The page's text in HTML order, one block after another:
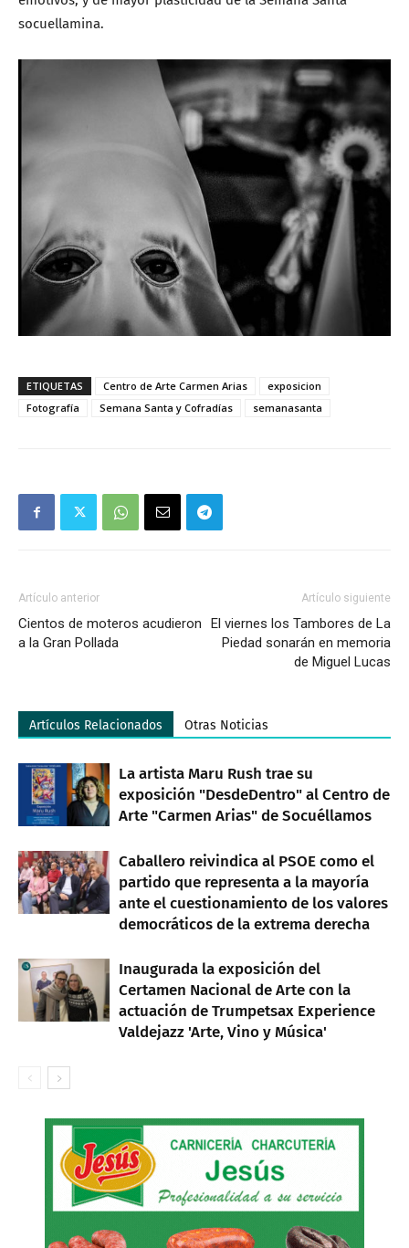
socuellamina.
ETIQUETAS Centro de Arte Carmen Arias
exposicion
Fotografía
Semana Santa y Cofradías semanasanta
Artículo anterior
Cientos de moteros acudieron
a la Gran Pollada
Artículo siguiente
El viernes los Tambores de La
Piedad sonarán en memoria
de Miguel Lucas
Artículos Relacionados Otras Noticias
La artista Maru Rush trae su
exposición "DesdeDentro" al Centro de
Arte "Carmen Arias" de Socuéllamos
Caballero reivindica al PSOE como el
partido que representa a la mayoría
ante el cuestionamiento de los valores
democráticos de la extrema derecha
Inaugurada la exposición del
Certamen Nacional de Arte con la
actuación de Trumpetsax Experience
Valdejazz 'Arte, Vino y Música'